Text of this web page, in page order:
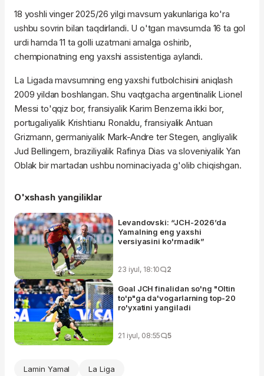
18 yoshli vinger 2025/26 yilgi mavsum yakunlariga ko'ra
ushbu sovrin bilan taqdirlandi. U o'tgan mavsumda 16 ta gol
urdi hamda 11 ta golli uzatmani amalga oshirib,
chempionatning eng yaxshi assistentiga aylandi.
La Ligada mavsumning eng yaxshi futbolchisini aniqlash
2009 yildan boshlangan. Shu vaqtgacha argentinalik Lionel
Messi to'qqiz bor, fransiyalik Karim Benzema ikki bor,
portugaliyalik Krishtianu Ronaldu, fransiyalik Antuan
Grizmann, germaniyalik Mark-Andre ter Stegen, angliyalik
Jud Bellingem, braziliyalik Rafinya Dias va sloveniyalik Yan
Oblak bir martadan ushbu nominaciyada g'olib chiqishgan.
O'xshash yangiliklar
Levandovski: “JCH-2026’da
Yamalning eng yaxshi
versiyasini ko'rmadik”
23 iyul, 18:10 2
Goal JCH finalidan so'ng "Oltin
to'p"ga da'vogarlarning top-20
ro'yxatini yangiladi
21 iyul, 08:55 5
Lamin Yamal La Liga